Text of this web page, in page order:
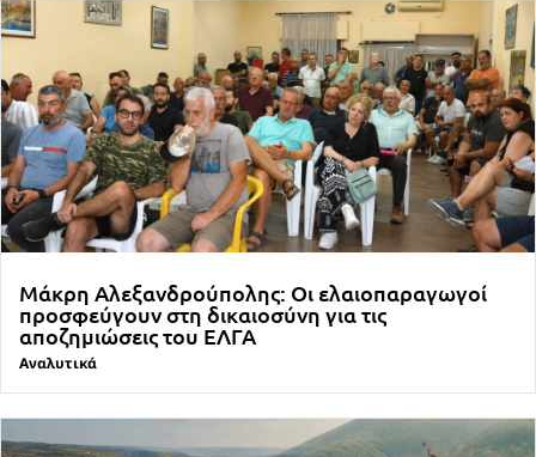
Μάκρη Αλεξανδρούπολης: Οι ελαιοπαραγωγοί
προσφεύγουν στη δικαιοσύνη για τις
αποζημιώσεις του ΕΛΓΑ
Αναλυτικά